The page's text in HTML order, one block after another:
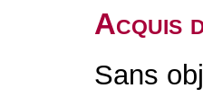
Acquis
Sans